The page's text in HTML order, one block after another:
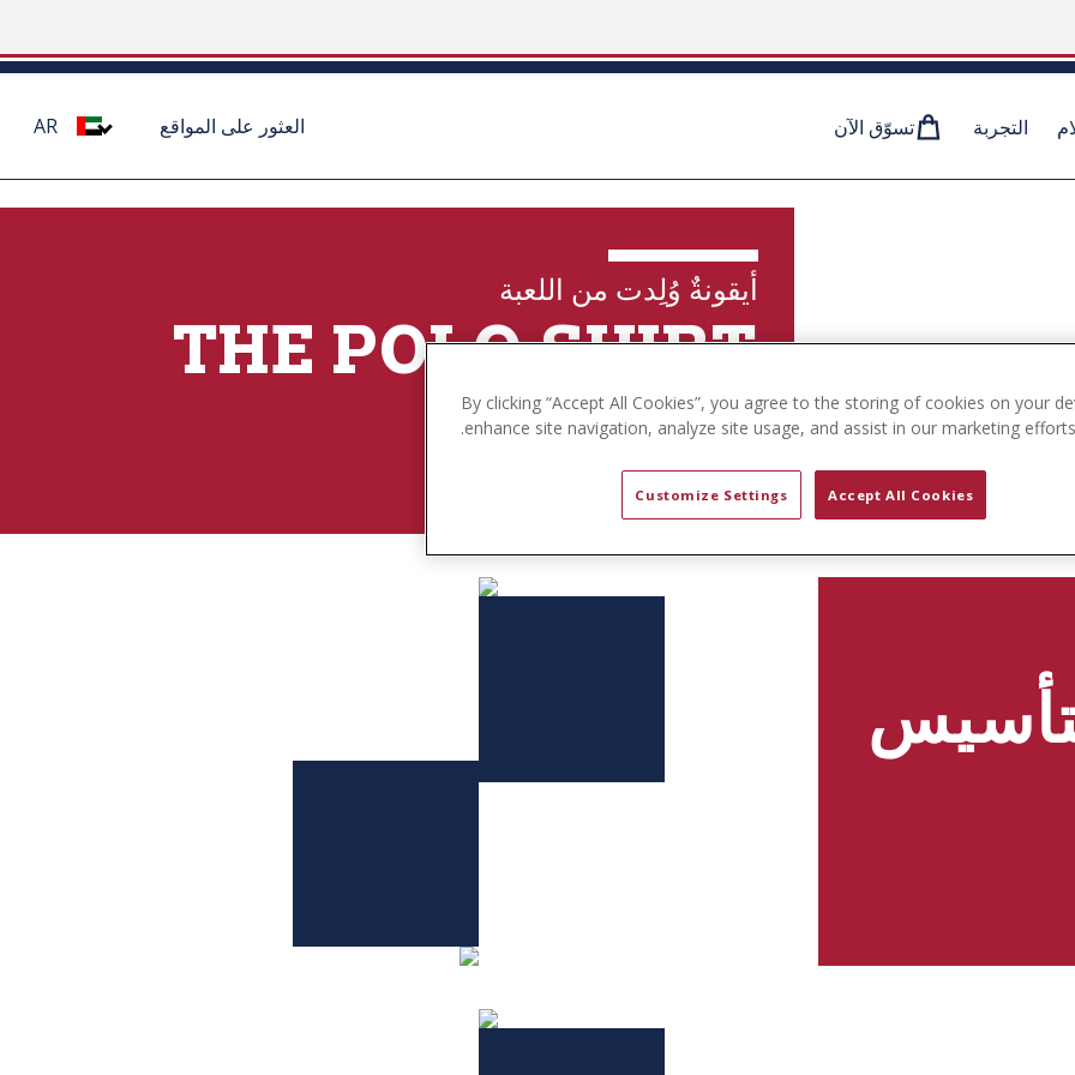
التجربة تسوّق الآن العثور على المواقع AR
أيقونةٌ وُلِدت من اللعبة
THE POLO SHIRT
الـ 250 لتأسيس
By clicking “Accept All Cookies”, you agree to the storing of cookies on your
enhance site navigation, analyze site usage, and assist in our marketing efforts.
Customize Settings Accept All Cookies